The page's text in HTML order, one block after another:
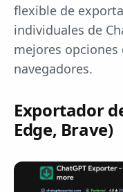
flexible de
individuales de
mejores opciones
navegadores.
Exportador
Edge, Brave)